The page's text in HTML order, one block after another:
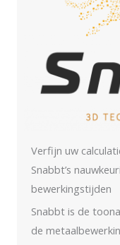
Verfijn uw
Snabbt’s
bewerkingstijden
Snabbt is de
de